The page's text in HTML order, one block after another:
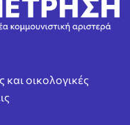
και οικολογικές